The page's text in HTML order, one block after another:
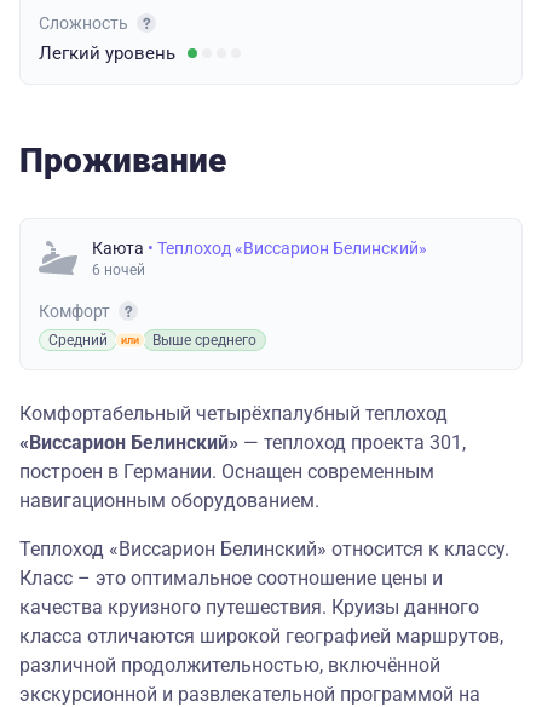
Сложность
Легкий уровень
Проживание
Каюта • Теплоход «Виссарион Белинский»
6 ночей
Комфорт
Средний Выше среднего
Комфортабельный четырёхпалубный теплоход
«Виссарион Белинский» — теплоход проекта 301,
построен в Германии. Оснащен современным
навигационным оборудованием.
Теплоход «Виссарион Белинский» относится к классу.
Класс – это оптимальное соотношение цены и
качества круизного путешествия. Круизы данного
класса отличаются широкой географией маршрутов,
различной продолжительностью, включённой
экскурсионной и развлекательной программой на